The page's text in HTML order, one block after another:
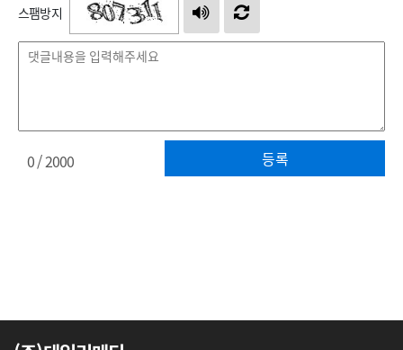
스팸방지
등록
0/ 2000